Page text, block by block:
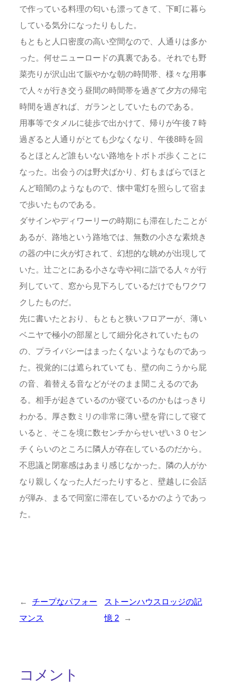
で作っている料理の匂いも漂ってきて、下町に暮ら
している気分になったりもした。
もともと人口密度の高い空間なので、人通りは多か
った。何せニューロードの真裏である。それでも野
菜売りが沢山出て賑やかな朝の時間帯、様々な用事
で人々が行き交う昼間の時間帯を過ぎて夕方の帰宅
時間を過ぎれば、ガランとしていたものである。
用事等でタメルに徒歩で出かけて、帰りが午後７時
過ぎると人通りがとても少なくなり、午後8時を回
るとほとんど誰もいない路地をトボトボ歩くことに
なった。出会うのは野犬ばかり、灯もまばらでほと
んど暗闇のようなもので、懐中電灯を照らして宿ま
で歩いたものである。
ダサインやディワーリーの時期にも滞在したことが
あるが、路地という路地では、無数の小さな素焼き
の器の中に火が灯されて、幻想的な眺めが出現して
いた。辻ごとにある小さな寺や祠に詣でる人々が行
列していて、窓から見下ろしているだけでもワクワ
クしたものだ。
先に書いたとおり、もともと狭いフロアーが、薄い
ベニヤで極小の部屋として細分化されていたもの
の、プライバシーはまったくないようなものであっ
た。視覚的には遮られていても、壁の向こうから屁
の音、着替える音などがそのまま聞こえるのであ
る。相手が起きているのか寝ているのかもはっきり
わかる。厚さ数ミリの非常に薄い壁を背にして寝て
いると、そこを境に数センチからせいぜい３０セン
チくらいのところに隣人が存在しているのだから。
不思議と閉塞感はあまり感じなかった。隣の人がか
なり親しくなった人だったりすると、壁越しに会話
が弾み、まるで同室に滞在しているかのようであっ
た。
←
チープなパフォー
マンス
ストーンハウスロッジの記
憶 2
→
コメント